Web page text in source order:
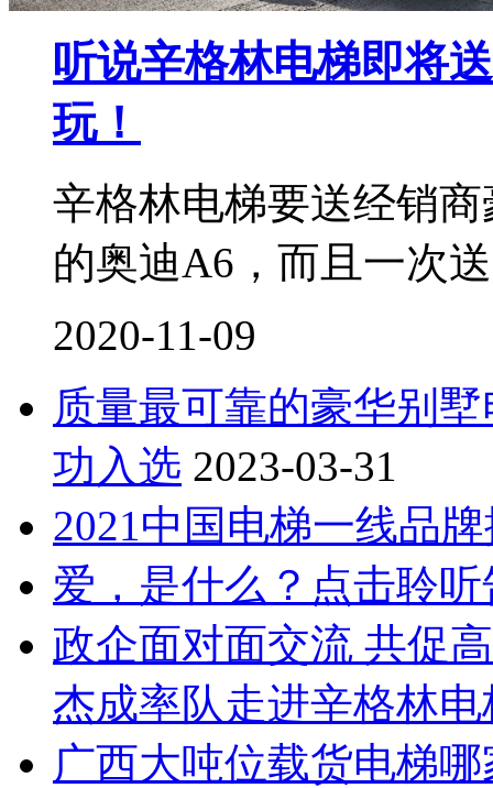
听说辛格林电梯即将
玩！
辛格林电梯要送经销
的奥迪A6，而且一次
2020-11-09
质量最可靠的豪华别
功入选 2023-03-31
2021中国电梯一线品
爱，是什么？点击聆听
政企面对面交流 共促
杰成率队走进辛格林电
广西大吨位载货电梯